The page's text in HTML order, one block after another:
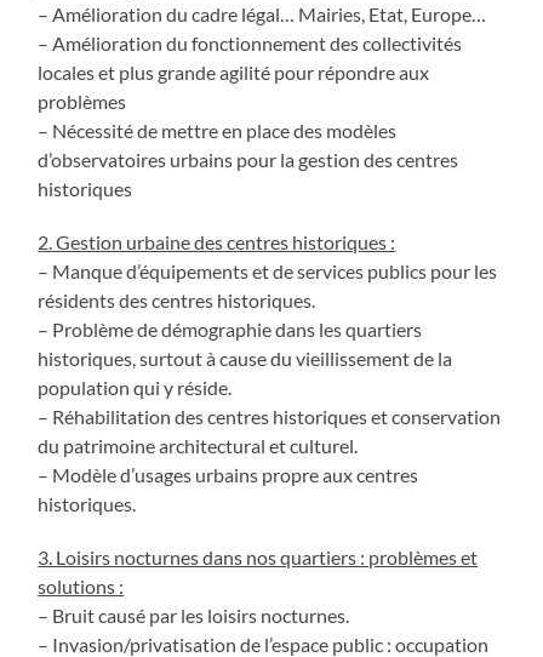
– Amélioration du cadre légal… Mairies, Etat, Europe…
– Amélioration du fonctionnement des collectivités
locales et plus grande agilité pour répondre aux
problèmes
– Nécessité de mettre en place des modèles
d’observatoires urbains pour la gestion des centres
historiques
2. Gestion urbaine des centres historiques :
– Manque d’équipements et de services publics pour les
résidents des centres historiques.
– Problème de démographie dans les quartiers
historiques, surtout à cause du vieillissement de la
population qui y réside.
– Réhabilitation des centres historiques et conservation
du patrimoine architectural et culturel.
– Modèle d’usages urbains propre aux centres
historiques.
3. Loisirs nocturnes dans nos quartiers : problèmes et
solutions :
– Bruit causé par les loisirs nocturnes.
– Invasion/privatisation de l’espace public : occupation